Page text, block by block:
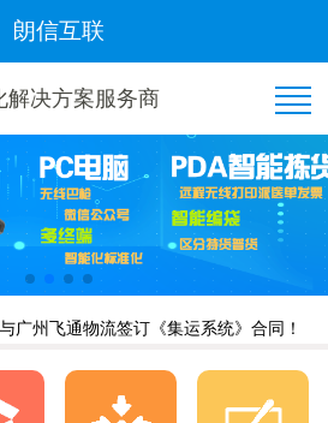
朗信互联
解决方案服务商
”与我司隆重签约！
机端快速下单教程
广州飞通物流签订《集运系统》合同！
运”与我司隆重签约！